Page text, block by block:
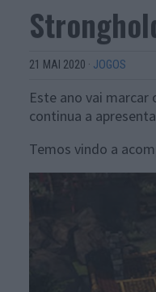
21 MAI 2020 · JOGOS
Este ano vai
continua a
Temos vindo a